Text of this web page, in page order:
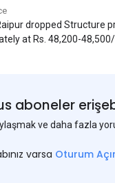
dropped Structure
at Rs. 48,200-
aboneler
ve daha fazla
varsa Oturum